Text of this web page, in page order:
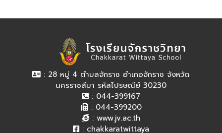
: 28 หมู่ 4 ตำบลจักราช อำเภอจักราช จังหวัด
นครราชสีมา รหัสไปรษณีย์ 30230
: 044-399167
: 044-399200
: www.jv.ac.th
: chakkaratwittaya